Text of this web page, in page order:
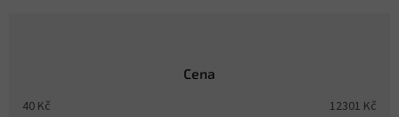
Cena
40 Kč 12301 Kč